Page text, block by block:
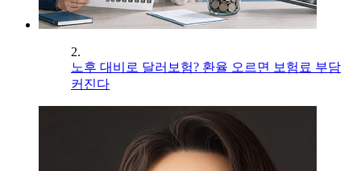
2.
노후 대비로 달러보험? 환율 오르면 보험료 부담
커진다